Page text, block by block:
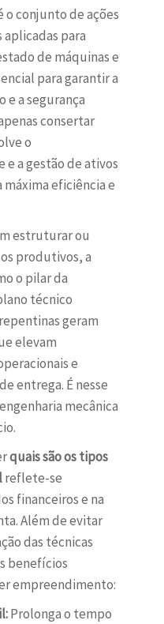
conjunto de ações
para
de máquinas e
para garantir a
a segurança
consertar
o
a gestão de ativos
eficiência e
estruturar ou
produtivos, a
o pilar da
técnico
geram
elevam
e
entrega. É nesse
mecânica
quais são os tipos
reflete-se
financeiros e na
Além de evitar
das técnicas
benefícios
empreendimento:
Prolonga o tempo